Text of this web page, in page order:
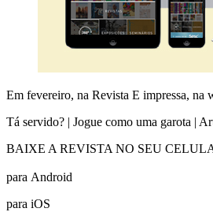
Em fevereiro, na Revista E impressa, na
Tá servido? | Jogue como uma garota |
BAIXE A REVISTA NO SEU
para Android
para iOS